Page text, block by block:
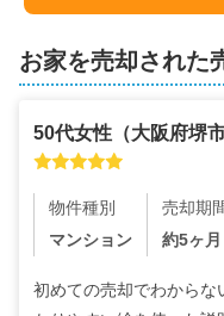
お家を売却された
50代女性 （大阪府堺
物件種別
マンション
売却期
約5ヶ月
初めての売却でわからな